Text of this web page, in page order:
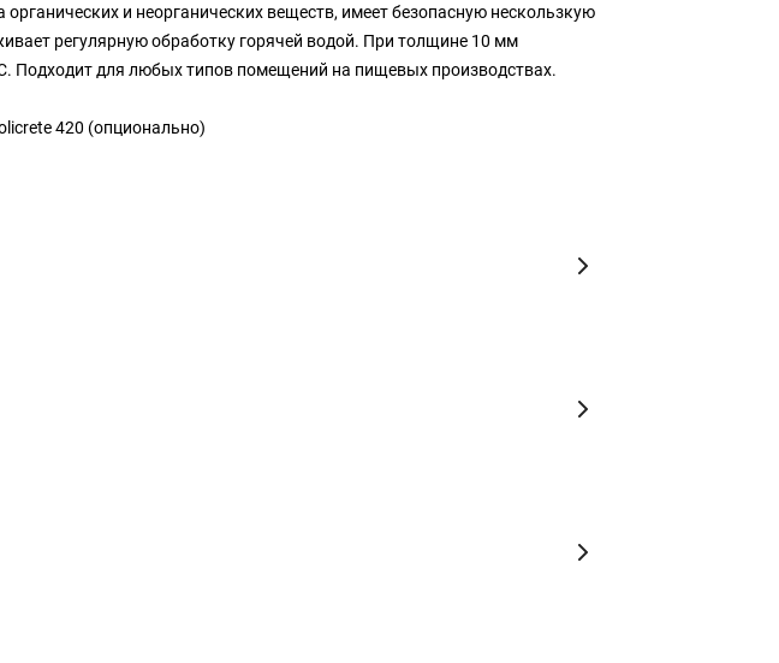
и неорганических веществ, имеет безопасную нескользкую
регулярную обработку горячей водой. При толщине 10 мм
Подходит для любых типов помещений на пищевых производствах.
420 (опционально)